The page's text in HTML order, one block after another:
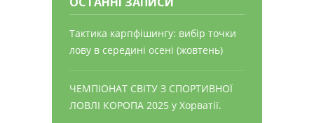
Тактика карпфішингу: вибір точки
лову в середині осені (жовтень)
ЧЕМПІОНАТ СВІТУ З СПОРТИВНОЇ
ЛОВЛІ КОРОПА 2025 у Хорватії.